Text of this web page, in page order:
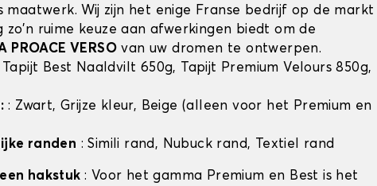
maatwerk. Wij zijn het enige Franse bedrijf op de markt
zo'n ruime keuze aan afwerkingen biedt om de
PROACE VERSO van uw dromen te ontwerpen.
Tapijt Best Naaldvilt 650g, Tapijt Premium Velours 850g,
: Zwart, Grijze kleur, Beige (alleen voor het Premium en
randen : Simili rand, Nubuck rand, Textiel rand
hakstuk : Voor het gamma Premium en Best is het